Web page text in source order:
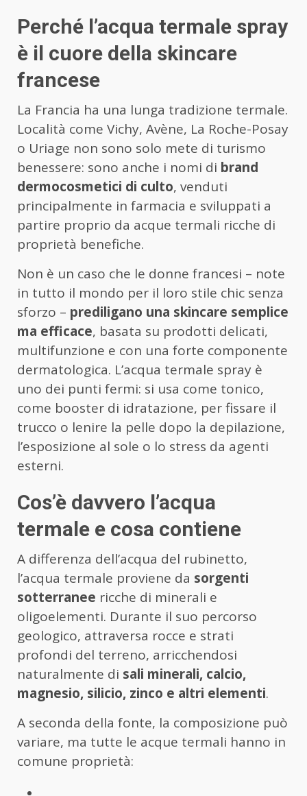
Perché l’acqua termale spray
è il cuore della skincare
francese
La Francia ha una lunga tradizione termale.
Località come Vichy, Avène, La Roche-Posay
o Uriage non sono solo mete di turismo
benessere: sono anche i nomi di brand
dermocosmetici di culto, venduti
principalmente in farmacia e sviluppati a
partire proprio da acque termali ricche di
proprietà benefiche.
Non è un caso che le donne francesi – note
in tutto il mondo per il loro stile chic senza
sforzo – prediligano una skincare semplice
ma efficace, basata su prodotti delicati,
multifunzione e con una forte componente
dermatologica. L’acqua termale spray è
uno dei punti fermi: si usa come tonico,
come booster di idratazione, per fissare il
trucco o lenire la pelle dopo la depilazione,
l’esposizione al sole o lo stress da agenti
esterni.
Cos’è davvero l’acqua
termale e cosa contiene
A differenza dell’acqua del rubinetto,
l’acqua termale proviene da sorgenti
sotterranee ricche di minerali e
oligoelementi. Durante il suo percorso
geologico, attraversa rocce e strati
profondi del terreno, arricchendosi
naturalmente di sali minerali, calcio,
magnesio, silicio, zinco e altri elementi.
A seconda della fonte, la composizione può
variare, ma tutte le acque termali hanno in
comune proprietà: